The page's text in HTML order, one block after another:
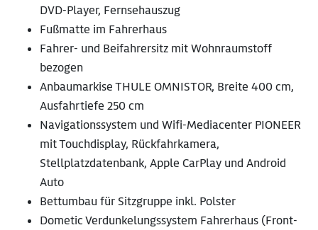
DVD-Player, Fernsehauszug
Fußmatte im Fahrerhaus
Fahrer- und Beifahrersitz mit Wohnraumstoff
bezogen
Anbaumarkise THULE OMNISTOR, Breite 400 cm,
Ausfahrtiefe 250 cm
Navigationssystem und Wifi-Mediacenter PIONEER
mit Touchdisplay, Rückfahrkamera,
Stellplatzdatenbank, Apple CarPlay und Android
Auto
Bettumbau für Sitzgruppe inkl. Polster
Dometic Verdunkelungssystem Fahrerhaus (Front-